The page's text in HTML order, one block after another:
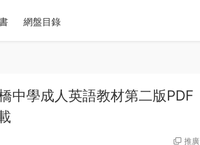
網盤目錄
學成人英語教材第二版PDF
推廣